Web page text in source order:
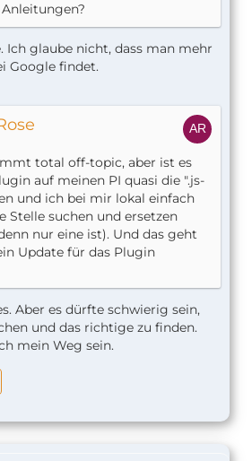
Ich glaube nicht, dass man mehr
Google findet.
total off-topic, aber ist es
auf meinen PI quasi die ".js-
und ich bei mir lokal einfach
Stelle suchen und ersetzen
nur eine ist). Und das geht
Update für das Plugin
Aber es dürfte schwierig sein,
und das richtige zu finden.
mein Weg sein.